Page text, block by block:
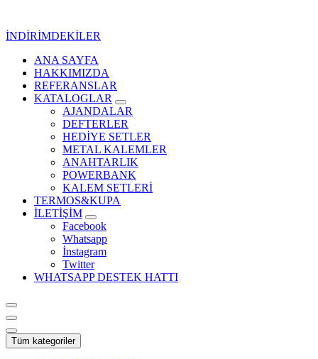
İNDİRİMDEKİLER
Kurumsal Promosyon-Hediyelik
ANA SAYFA
HAKKIMIZDA
REFERANSLAR
KATALOGLAR
AJANDALAR
DEFTERLER
HEDİYE SETLER
METAL KALEMLER
ANAHTARLIK
POWERBANK
KALEM SETLERİ
TERMOS&KUPA
İLETİŞİM
Facebook
Whatsapp
İnstagram
Twitter
WHATSAPP DESTEK HATTI
Tüm kategoriler